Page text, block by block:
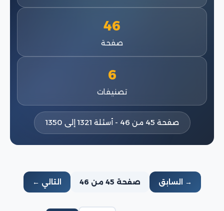
46
صفحة
6
تصنيفات
صفحة 45 من 46 - أسئلة 1321 إلى 1350
→ السابق صفحة 45 من 46 التالي ←